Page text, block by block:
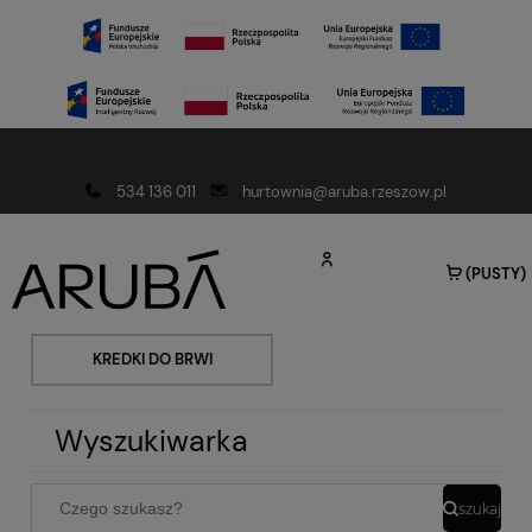
534 136 011
hurtownia@aruba.rzeszow.pl
(PUSTY)
KREDKI DO BRWI
Wyszukiwarka
szukaj